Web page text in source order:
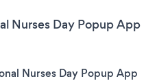
Nurses Day Popup App
Nurses Day Popup App